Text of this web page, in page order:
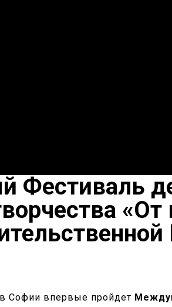
Фестиваль
Софии впервые пройдет